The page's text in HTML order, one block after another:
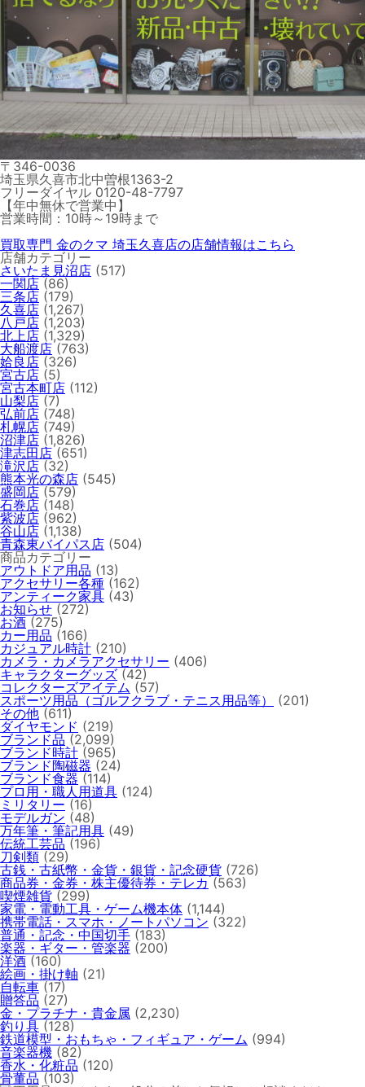
〒346-0036
埼玉県久喜市北中曽根1363-2
フリーダイヤル 0120-48-7797
【年中無休で営業中】
営業時間：10時～19時まで
買取専門 金のクマ 埼玉久喜店の店舗情報はこちら
店舗カテゴリー
さいたま見沼店 (517)
一関店 (86)
三条店 (179)
久喜店 (1,267)
八戸店 (1,203)
北上店 (1,329)
大船渡店 (763)
姶良店 (326)
宮古店 (5)
宮古本町店 (112)
山梨店 (7)
弘前店 (748)
札幌店 (749)
沼津店 (1,826)
津志田店 (651)
滝沢店 (32)
熊本光の森店 (545)
盛岡店 (579)
石巻店 (148)
紫波店 (962)
谷山店 (1,138)
青森東バイパス店 (504)
商品カテゴリー
アウトドア用品 (13)
アクセサリー各種 (162)
アンティーク家具 (43)
お知らせ (272)
お酒 (275)
カー用品 (166)
カジュアル時計 (210)
カメラ・カメラアクセサリー (406)
キャラクターグッズ (42)
コレクターズアイテム (57)
スポーツ用品（ゴルフクラブ・テニス用品等）
(201)
その他 (611)
ダイヤモンド (219)
ブランド品 (2,099)
ブランド時計 (965)
ブランド陶磁器 (24)
ブランド食器 (114)
プロ用・職人用道具 (124)
ミリタリー (16)
モデルガン (48)
万年筆・筆記用具 (49)
伝統工芸品 (196)
刀剣類 (29)
古銭・古紙幣・金貨・銀貨・記念硬貨 (726)
商品券・金券・株主優待券・テレカ (563)
喫煙雑貨 (299)
家電・電動工具・ゲーム機本体 (1,144)
携帯電話・スマホ・ノートパソコン (322)
普通・記念・中国切手 (183)
楽器・ギター・管楽器 (200)
洋酒 (160)
絵画・掛け軸 (21)
自転車 (17)
贈答品 (27)
金・プラチナ・貴金属 (2,230)
釣り具 (128)
鉄道模型・おもちゃ・フィギュア・ゲーム (994)
音楽器機 (82)
香水・化粧品 (120)
骨董品 (103)